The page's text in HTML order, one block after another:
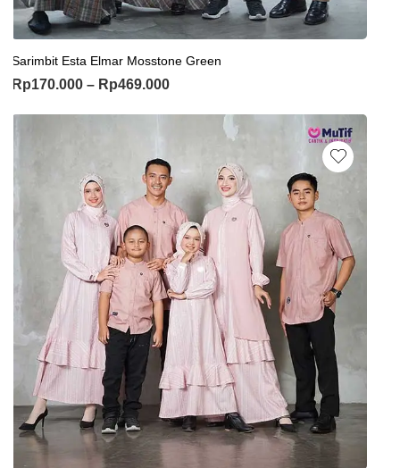
Sarimbit Esta Elmar Mosstone Green
Rp170.000 – Rp469.000